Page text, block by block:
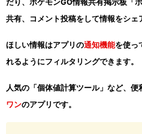
だり、ポケモンGO情報共有掲示板「
共有、コメント投稿をして情報をシェ
ほしい情報はアプリの通知機能を使っ
れるようにフィルタリングできます。
人気の「個体値計算ツール」など、便
ワンのアプリです。